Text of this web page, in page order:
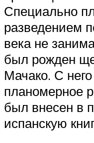
Специально
разведением
века не
был рожден
Мачако. С
планомерное
был внесен в
испанскую